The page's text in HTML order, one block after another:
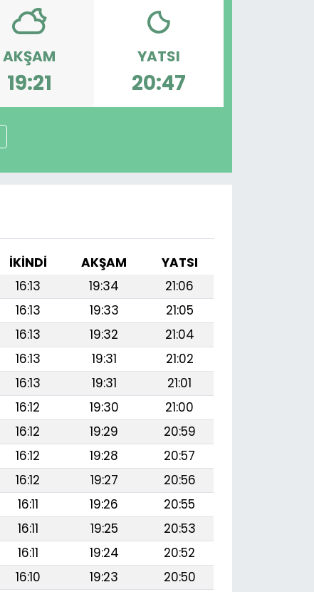
AKŞAM
19:21
YATSI
20:47
İKINDI AKŞAM
YATSI
16:13 19:34
21:06
16:13 19:33
21:05
16:13 19:32
21:04
16:13 19:31
21:02
16:13 19:31
21:01
16:12 19:30
21:00
16:12 19:29
20:59
16:12 19:28
20:57
16:12 19:27
20:56
16:11 19:26
20:55
16:11 19:25
20:53
16:11 19:24
20:52
16:10 19:23
20:50